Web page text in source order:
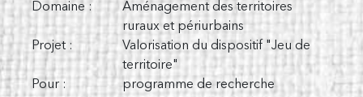
Domaine :
Aménagement des territoires
ruraux et périurbains
Projet :
Valorisation du dispositif "Jeu de
territoire"
Pour :
programme de recherche